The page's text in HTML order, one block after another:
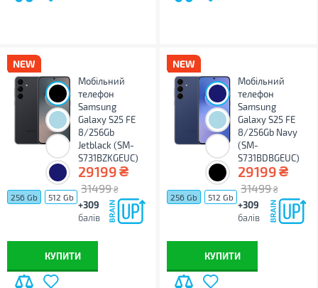
Мобільний
телефон
Samsung
Galaxy S25 FE
8/256Gb
Jetblack (SM-
S731BZKGEUC)
29199₴
31499 ₴
+309
балів
256 Gb 512 Gb
КУПИТИ
Мобільний
телефон
Samsung
Galaxy S25 FE
8/256Gb Navy
(SM-
S731BDBGEUC)
29199₴
31499 ₴
+309
балів
256 Gb 512 Gb
КУПИТИ